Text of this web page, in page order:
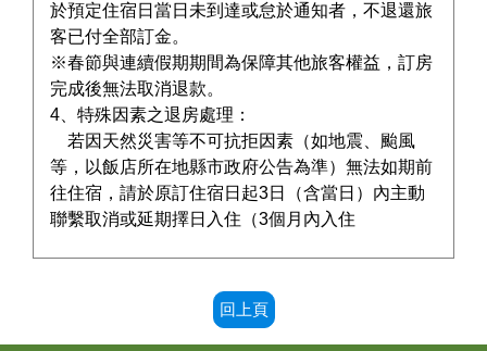
於預定住宿日當日未到達或怠於通知者，不退還旅
客已付全部訂金。
※春節與連續假期期間為保障其他旅客權益，訂房
完成後無法取消退款。
4、特殊因素之退房處理：
若因天然災害等不可抗拒因素（如地震、颱風
等，以飯店所在地縣市政府公告為準）無法如期前
往住宿，請於原訂住宿日起3日（含當日）內主動
聯繫取消或延期擇日入住（3個月內入住
回上頁